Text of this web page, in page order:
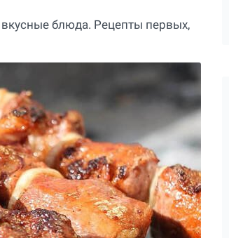
вкусные блюда. Рецепты первых,